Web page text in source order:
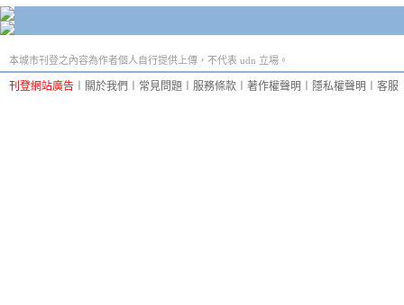
本城市刊登之內容為作者個人自行提供上傳，不代表 udn 立場。
刊登網站廣告 關於我們 常見問題 服務條款 著作權聲明 隱私權聲明 客服